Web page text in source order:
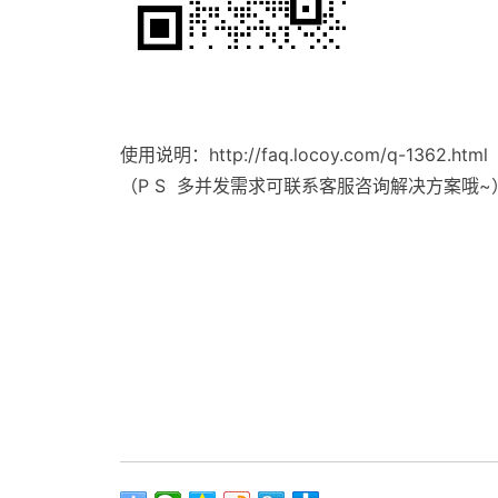
使用说明：http://faq.locoy.com/q-1362.html
（P S 多并发需求可联系客服咨询解决方案哦~